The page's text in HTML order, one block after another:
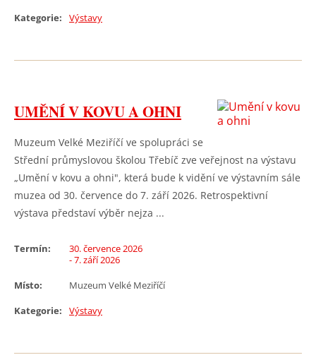
Kategorie:
Výstavy
UMĚNÍ V KOVU A OHNI
Muzeum Velké Meziříčí ve spolupráci se
Střední průmyslovou školou Třebíč zve veřejnost na výstavu
„Umění v kovu a ohni", která bude k vidění ve výstavním sále
muzea od 30. července do 7. září 2026. Retrospektivní
výstava představí výběr nejza ...
Termín:
30. července 2026
- 7. září 2026
Místo:
Muzeum Velké Meziříčí
Kategorie:
Výstavy